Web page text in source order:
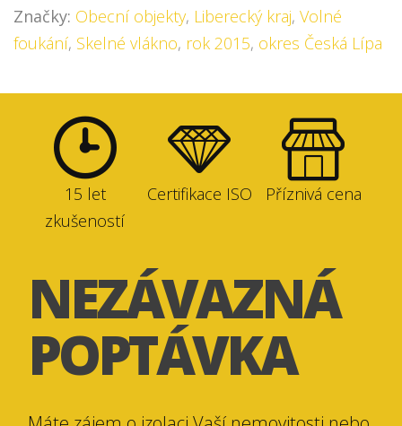
Značky: Obecní objekty, Liberecký kraj, Volné
foukání, Skelné vlákno, rok 2015, okres Česká Lípa
15 let
zkušeností
Certifikace ISO Příznivá cena
NEZÁVAZNÁ
POPTÁVKA